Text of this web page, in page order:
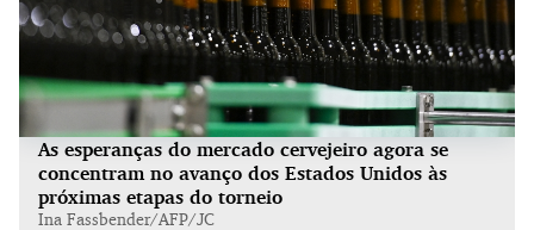
As esperanças do mercado cervejeiro agora se
concentram no avanço dos Estados Unidos às
próximas etapas do torneio
Ina Fassbender/AFP/JC